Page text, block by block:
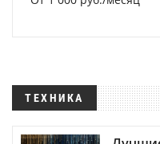
ТЕХНИКА